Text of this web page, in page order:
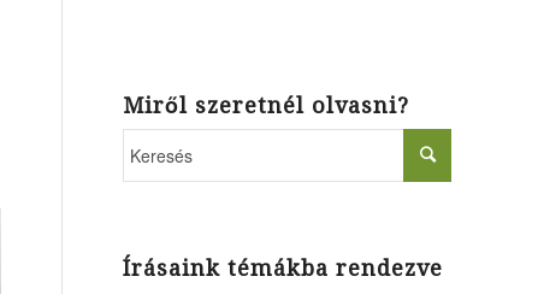
Miről szeretnél olvasni?
Írásaink témákba rendezve